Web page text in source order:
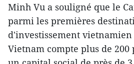
Minh Vu a souligné que le
parmi les premières
d'investissement
Vietnam compte plus de